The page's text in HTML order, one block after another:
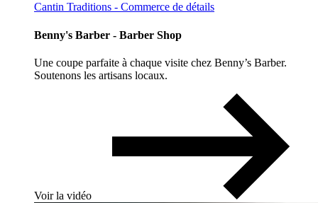
Cantin Traditions - Commerce de détails
Benny's Barber - Barber Shop
Une coupe parfaite à chaque visite chez Benny’s Barber.
Soutenons les artisans locaux.
Voir la vidéo